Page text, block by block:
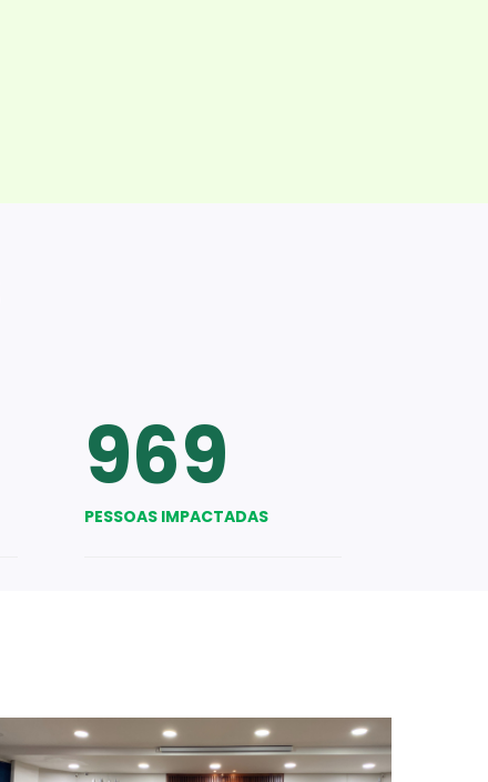
969
PESSOAS IMPACTADAS